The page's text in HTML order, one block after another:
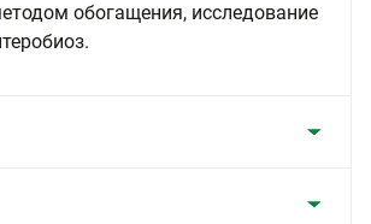
обогащения, исследование